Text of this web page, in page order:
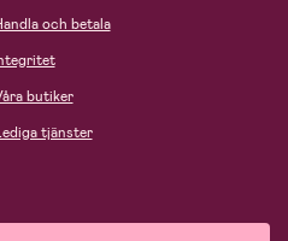
och betala
butiker
tjänster